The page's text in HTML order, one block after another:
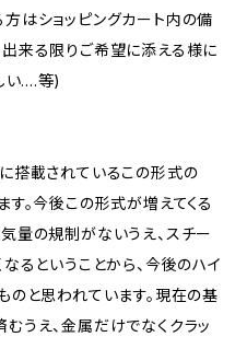
はショッピングカート内の備
来る限りご希望に添える様に
い....等)
搭載されているこの形式の
。今後この形式が増えてくる
量の規制がないうえ、スチー
るということから、今後のハイ
のと思われています。現在の基
うえ、金属だけでなくクラッ